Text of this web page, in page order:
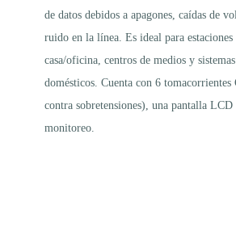
de datos debidos a apagones, caídas de
ruido en la línea. Es ideal para estaciones
casa/oficina, centros de medios y
domésticos. Cuenta con 6
contra sobretensiones), una pantalla
monitoreo.